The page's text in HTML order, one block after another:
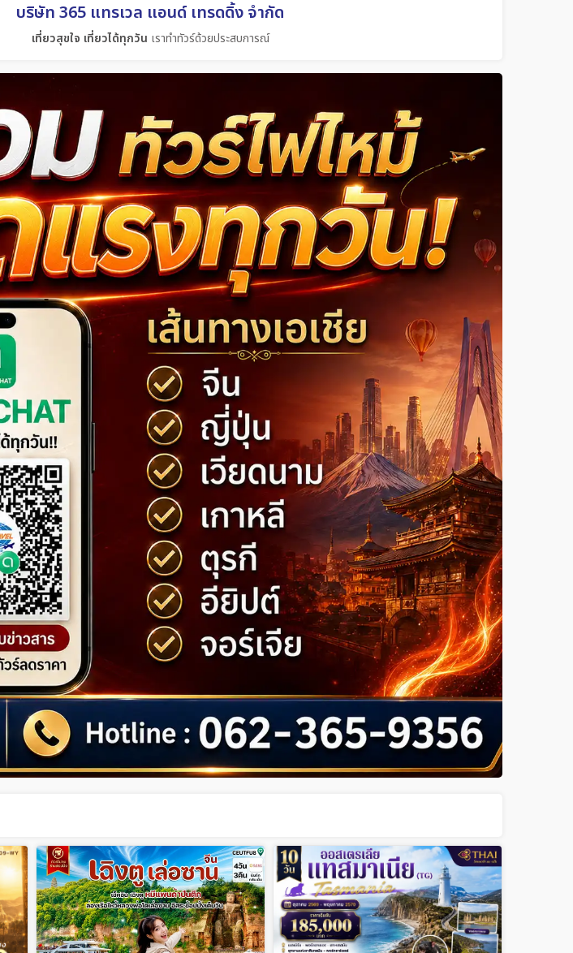
บริษัท 365 แทรเวล แอนด์ เทรดดิ้ง จำกัด
เที่ยวสุขใจ เที่ยวได้ทุกวัน เราทำทัวร์ด้วยประสบการณ์